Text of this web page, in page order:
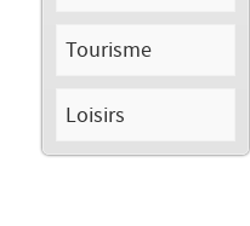
Tourisme
Loisirs